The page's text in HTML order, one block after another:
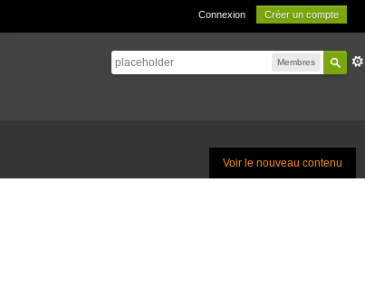
Connexion Créer un compte
Membres
Voir le nouveau contenu